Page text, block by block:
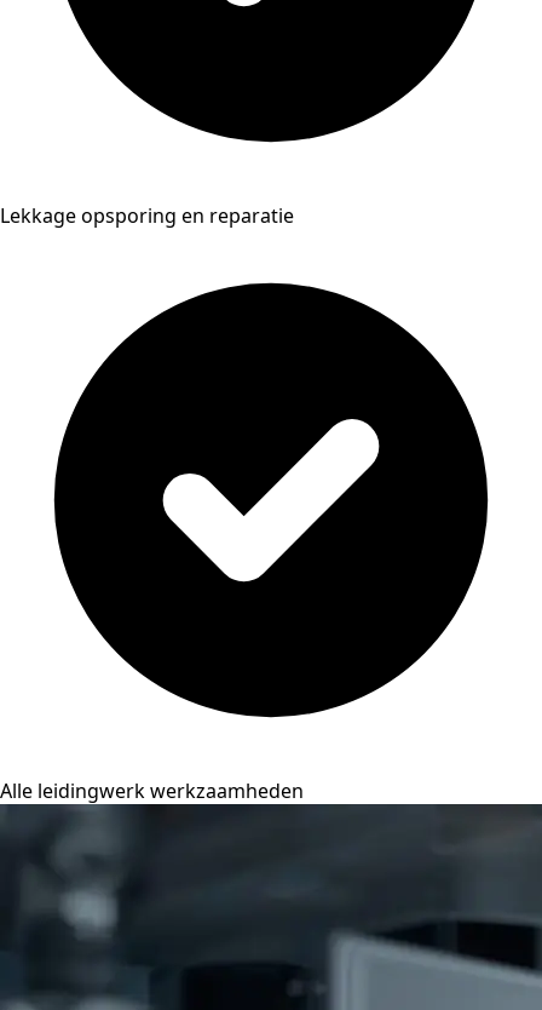
Lekkage opsporing en reparatie
Alle leidingwerk werkzaamheden